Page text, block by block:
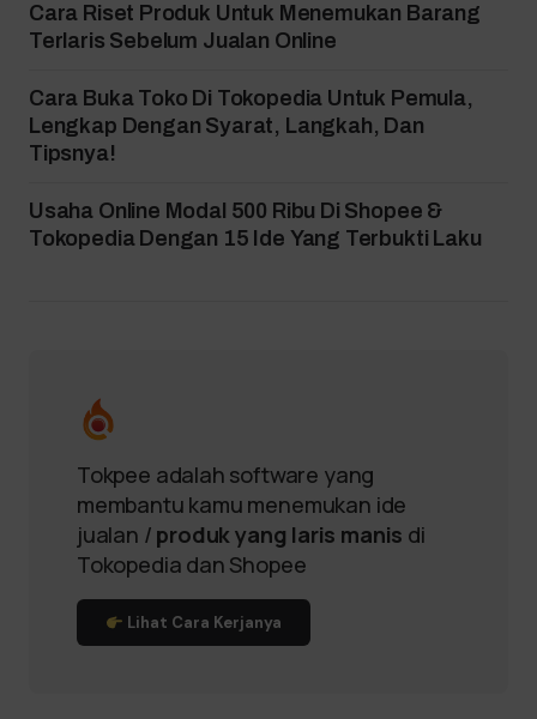
Cara Riset Produk Untuk Menemukan Barang
Terlaris Sebelum Jualan Online
Cara Buka Toko Di Tokopedia Untuk Pemula,
Lengkap Dengan Syarat, Langkah, Dan
Tipsnya!
Usaha Online Modal 500 Ribu Di Shopee &
Tokopedia Dengan 15 Ide Yang Terbukti Laku
Tokpee adalah software yang
membantu kamu menemukan ide
jualan / produk yang laris manis di
Tokopedia dan Shopee
Lihat Cara Kerjanya